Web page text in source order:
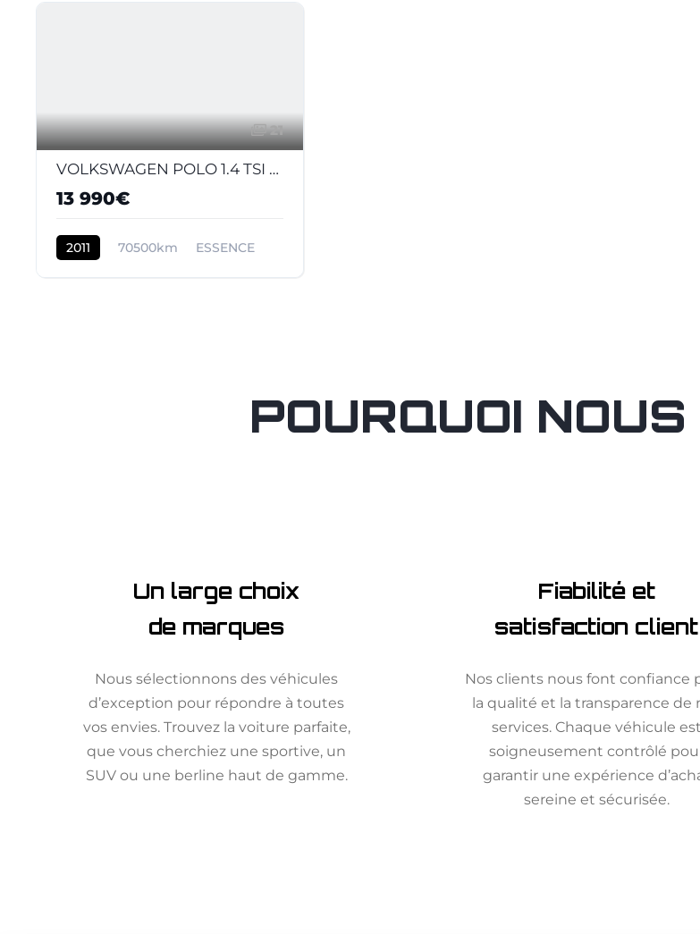
21
VOLKSWAGEN POLO 1.4 TSI - 180 - BV DSG V 6R GTI PHASE 1
13 990€
2011 70500km ESSENCE
POURQUOI
Un large choix
de marques
Nous sélectionnons des véhicules
d’exception pour répondre à toutes
vos envies. Trouvez la voiture parfaite,
que vous cherchiez une sportive, un
SUV ou une berline haut de gamme.
Fiabilité et
satisfaction client
Nos clients nous font confiance
la qualité et la transparence de
services. Chaque véhicule est
soigneusement contrôlé
garantir une expérience
sereine et sécurisée.